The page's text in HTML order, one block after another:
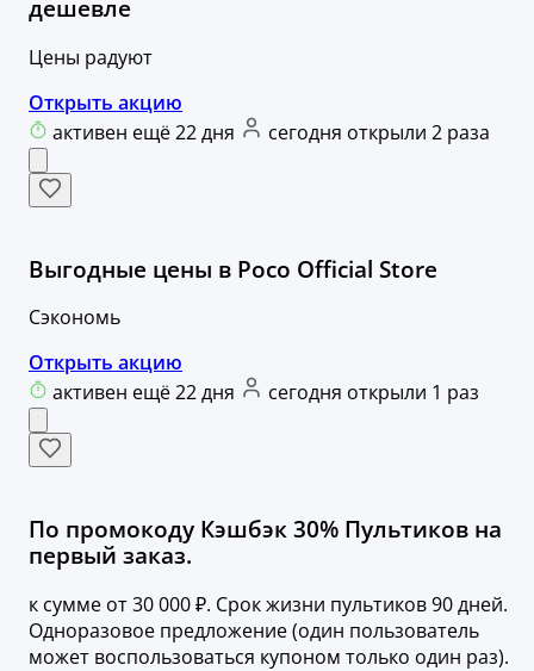
дешевле
Цены радуют
Открыть акцию
активен ещё 22 дня
сегодня открыли 2 раза
Выгодные цены в Poco Official Store
Сэкономь
Открыть акцию
активен ещё 22 дня
сегодня открыли 1 раз
По промокоду Кэшбэк 30% Пультиков на
первый заказ.
к сумме от 30 000 ₽. Срок жизни пультиков 90 дней.
Одноразовое предложение (один пользователь
может воспользоваться купоном только один раз).